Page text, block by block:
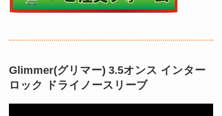
Glimmer(グリマー) 3.5オンス インター
ロック ドライノースリーブ